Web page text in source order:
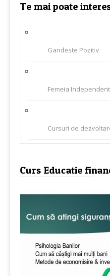
Te mai poate
Gandeste Pozitiv
Femeia
Cursuri de
Curs Educatie